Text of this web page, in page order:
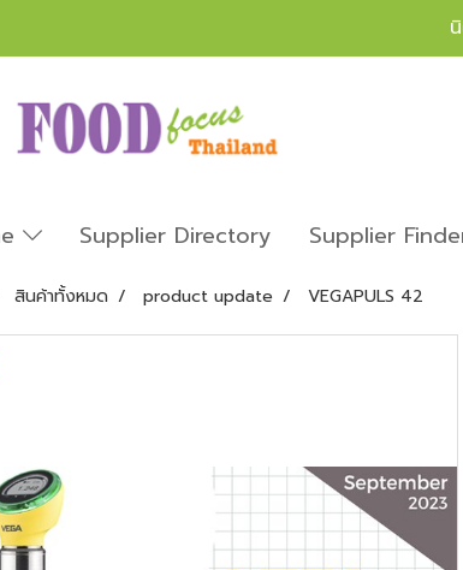
Supplier Directory Supplier
สินค้าทั้งหมด product update VEGAPULS 42